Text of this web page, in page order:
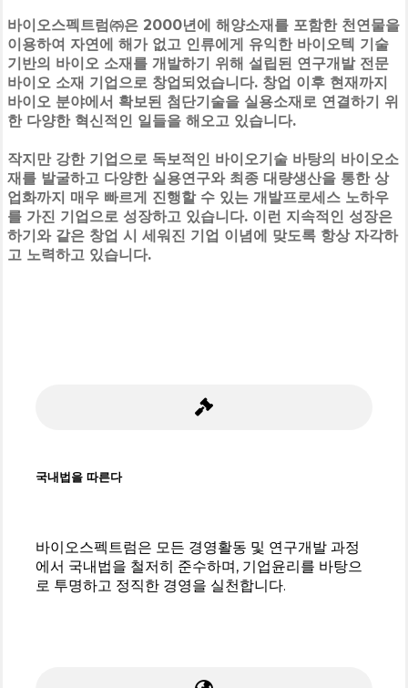
바이오스펙트럼㈜은 2000년에 해양소재를 포함한 천연물을
이용하여 자연에 해가 없고 인류에게 유익한 바이오텍 기술
기반의 바이오 소재를 개발하기 위해 설립된 연구개발 전문
바이오 소재 기업으로 창업되었습니다. 창업 이후 현재까지
바이오 분야에서 확보된 첨단기술을 실용소재로 연결하기 위
한 다양한 혁신적인 일들을 해오고 있습니다.
작지만 강한 기업으로 독보적인 바이오기술 바탕의 바이오소
재를 발굴하고 다양한 실용연구와 최종 대량생산을 통한 상
업화까지 매우 빠르게 진행할 수 있는 개발프로세스 노하우
를 가진 기업으로 성장하고 있습니다. 이런 지속적인 성장은
하기와 같은 창업 시 세워진 기업 이념에 맞도록 항상 자각하
고 노력하고 있습니다.
국내법을 따른다
바이오스펙트럼은 모든 경영활동 및 연구개발 과정
에서 국내법을 철저히 준수하며, 기업윤리를 바탕으
로 투명하고 정직한 경영을 실천합니다.